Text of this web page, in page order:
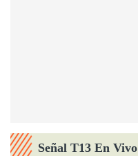
Señal T13 En Vivo